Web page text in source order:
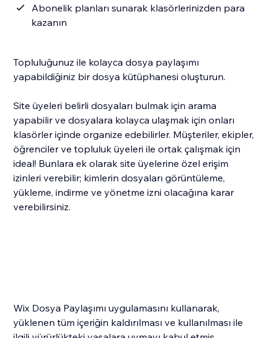
Abonelik planları sunarak klasörlerinizden para
kazanın
Topluluğunuz ile kolayca dosya paylaşımı
yapabildiğiniz bir dosya kütüphanesi oluşturun.
Site üyeleri belirli dosyaları bulmak için arama
yapabilir ve dosyalara kolayca ulaşmak için onları
klasörler içinde organize edebilirler. Müşteriler, ekipler,
öğrenciler ve topluluk üyeleri ile ortak çalışmak için
ideal! Bunlara ek olarak site üyelerine özel erişim
izinleri verebilir; kimlerin dosyaları görüntüleme,
yükleme, indirme ve yönetme izni olacağına karar
verebilirsiniz.
Wix Dosya Paylaşımı uygulamasını kullanarak,
yüklenen tüm içeriğin kaldırılması ve kullanılması ile